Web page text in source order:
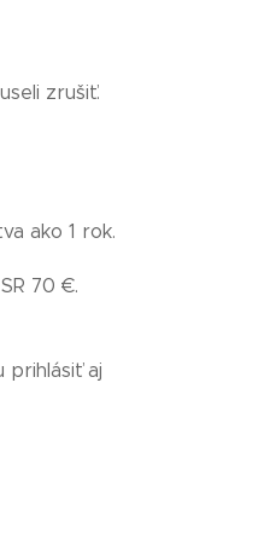
zrušiť.
ako 1 rok.
70 €.
prihlásiť aj